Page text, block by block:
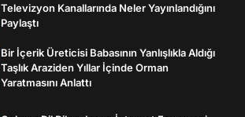
Televizyon Kanallarında Neler Yayınlandığını
Paylaştı
Bir İçerik Üreticisi Babasının Yanlışlıkla Aldığı
Taşlık Araziden Yıllar İçinde Orman
Yaratmasını Anlattı